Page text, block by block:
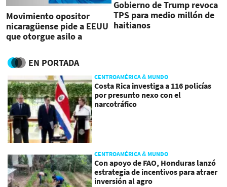
Movimiento opositor
nicaragüense pide a EEUU
que otorgue asilo a
Gobierno de Trump revoca
TPS para medio millón de
haitianos
EN PORTADA
CENTROAMÉRICA & MUNDO
Costa Rica investiga a 116 policías
por presunto nexo con el
narcotráfico
CENTROAMÉRICA & MUNDO
Con apoyo de FAO, Honduras lanzó
estrategia de incentivos para atraer
inversión al agro